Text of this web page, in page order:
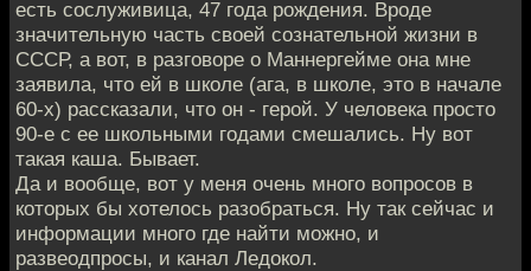
есть сослуживица, 47 года рождения. Вроде
значительную часть своей сознательной жизни в
СССР, а вот, в разговоре о Маннергейме она мне
заявила, что ей в школе (ага, в школе, это в начале
60-х) рассказали, что он - герой. У человека просто
90-е с ее школьными годами смешались. Ну вот
такая каша. Бывает.
Да и вообще, вот у меня очень много вопросов в
которых бы хотелось разобраться. Ну так сейчас и
информации много где найти можно, и
развеодпросы, и канал Ледокол.